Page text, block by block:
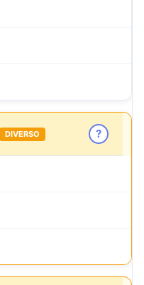
DIVERSO ?